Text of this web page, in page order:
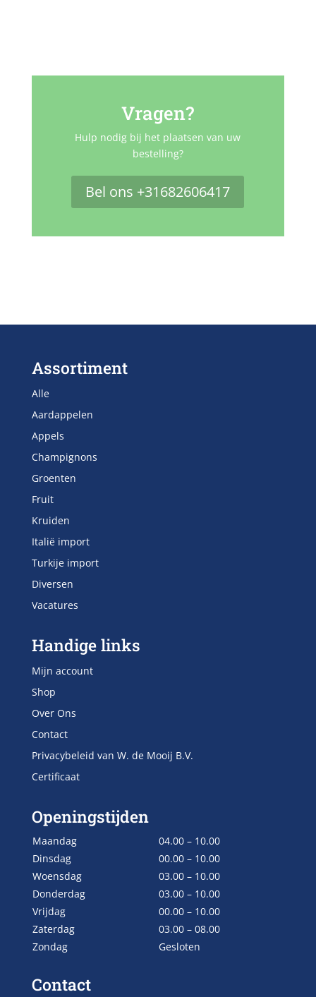
Vragen?
Hulp nodig bij het plaatsen van uw
bestelling?
Bel ons +31682606417
Assortiment
Alle
Aardappelen
Appels
Champignons
Groenten
Fruit
Kruiden
Italië import
Turkije import
Diversen
Vacatures
Handige links
Mijn account
Shop
Over Ons
Contact
Privacybeleid van W. de Mooij B.V.
Certificaat
Openingstijden
Maandag
04.00 – 10.00
Dinsdag
00.00 – 10.00
Woensdag
03.00 – 10.00
Donderdag
03.00 – 10.00
Vrijdag
00.00 – 10.00
Zaterdag
03.00 – 08.00
Zondag
Gesloten
Contact